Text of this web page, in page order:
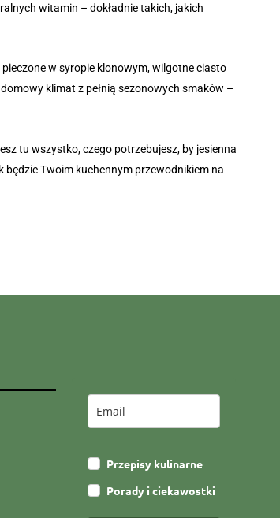
witamin – dokładnie takich, jakich
w syropie klonowym, wilgotne ciasto
klimat z pełnią sezonowych smaków –
tu wszystko, czego potrzebujesz, by jesienna
będzie Twoim kuchennym przewodnikiem na
Przepisy kulinarne
Porady i ciekawostki